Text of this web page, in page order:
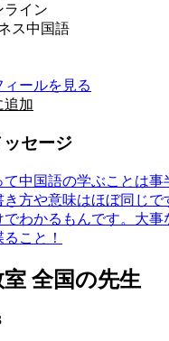
ライン
ス中国語
ールを見る
追加
セージ
て中国語の学ぶことは事
方や意味はほぼ同じで
でわかるもんです。大
こと！
全国の先生